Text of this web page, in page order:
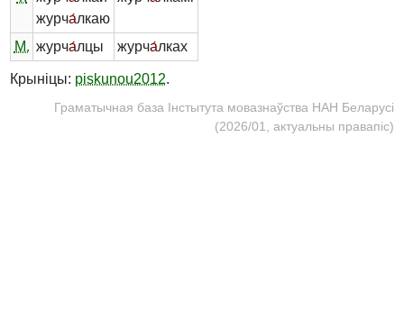
журча́лкаю
М. журча́лцы журча́лках
Крыніцы: piskunou2012.
Граматычная база Інстытута мовазнаўства НАН Беларусі
(2026/01, актуальны правапіс)